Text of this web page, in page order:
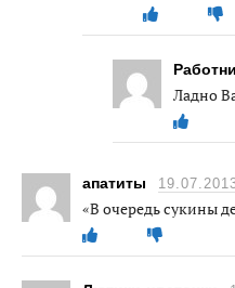
Ладно
апатиты
«В очередь сукины